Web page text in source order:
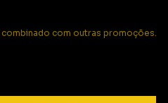
com outras promoções.